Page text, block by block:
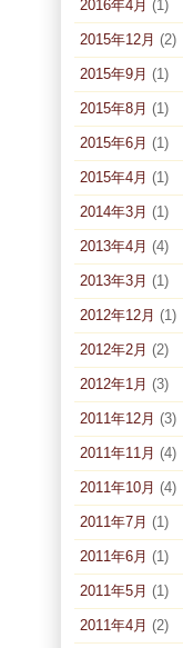
2016年4月 (1)
2015年12月 (2)
2015年9月 (1)
2015年8月 (1)
2015年6月 (1)
2015年4月 (1)
2014年3月 (1)
2013年4月 (4)
2013年3月 (1)
2012年12月 (1)
2012年2月 (2)
2012年1月 (3)
2011年12月 (3)
2011年11月 (4)
2011年10月 (4)
2011年7月 (1)
2011年6月 (1)
2011年5月 (1)
2011年4月 (2)